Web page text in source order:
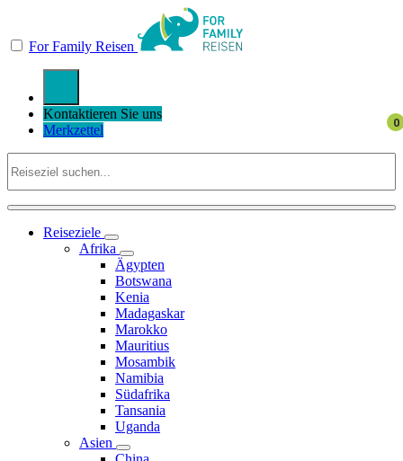
For Family Reisen
Kontaktieren Sie uns
Merkzettel
Reiseziele
Afrika
Ägypten
Botswana
Kenia
Madagaskar
Marokko
Mauritius
Mosambik
Namibia
Südafrika
Tansania
Uganda
Asien